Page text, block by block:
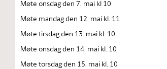
Møte onsdag den 7. mai kl 10
Møte mandag den 12. mai kl. 11
Møte tirsdag den 13. mai kl. 10
Møte onsdag den 14. mai kl. 10
Møte torsdag den 15. mai kl. 10